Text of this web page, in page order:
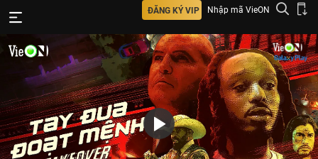
ĐĂNG KÝ VIP Nhập mã VieON